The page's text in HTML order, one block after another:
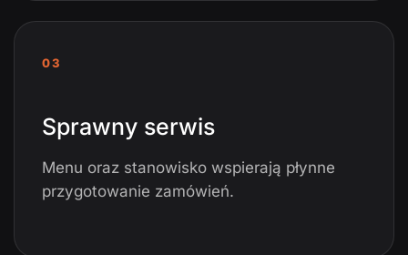
03
Sprawny serwis
Menu oraz stanowisko wspierają płynne
przygotowanie zamówień.